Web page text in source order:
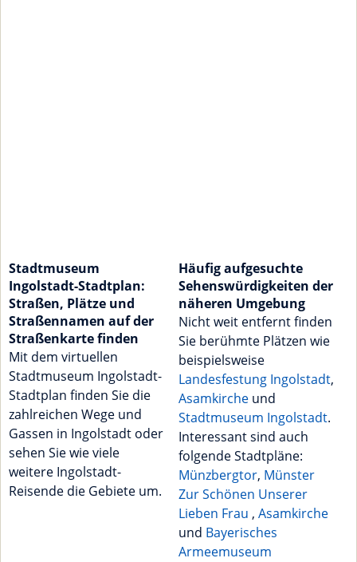
Stadtmuseum
Ingolstadt-Stadtplan:
Straßen, Plätze und
Straßennamen auf der
Straßenkarte finden
Mit dem virtuellen
Stadtmuseum Ingolstadt-
Stadtplan finden Sie die
zahlreichen Wege und
Gassen in Ingolstadt oder
sehen Sie wie viele
weitere Ingolstadt-
Reisende die Gebiete um.
Häufig aufgesuchte
Sehenswürdigkeiten der
näheren Umgebung
Nicht weit entfernt finden
Sie berühmte Plätzen wie
beispielsweise
Landesfestung Ingolstadt,
Asamkirche und
Stadtmuseum Ingolstadt.
Interessant sind auch
folgende Stadtpläne:
Münzbergtor, Münster
Zur Schönen Unserer
Lieben Frau , Asamkirche
und Bayerisches
Armeemuseum